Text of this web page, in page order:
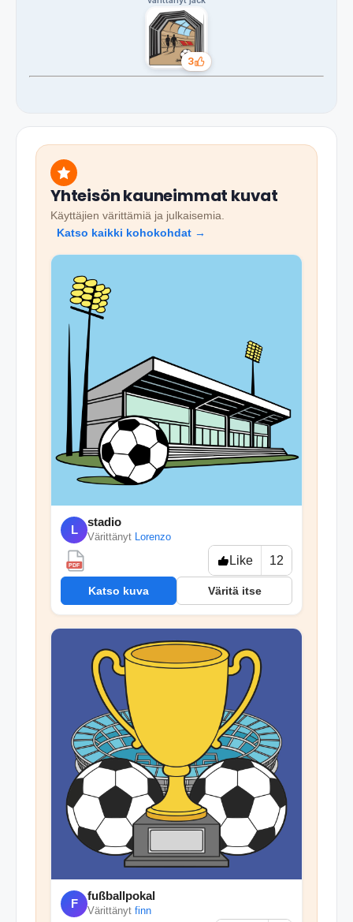
3
Tykkäykset
Yhteisön kauneimmat kuvat
Käyttäjien värittämiä ja julkaisemia.
Katso kaikki kohokohdat →
L
stadio
Värittänyt Lorenzo
PDF Like 12
Katso kuva Väritä itse
F
fußballpokal
Värittänyt finn